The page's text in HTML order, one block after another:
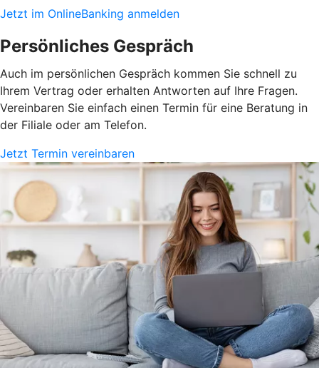
Jetzt im OnlineBanking anmelden
Persönliches Gespräch
Auch im persönlichen Gespräch kommen Sie schnell zu
Ihrem Vertrag oder erhalten Antworten auf Ihre Fragen.
Vereinbaren Sie einfach einen Termin für eine Beratung in
der Filiale oder am Telefon.
Jetzt Termin vereinbaren